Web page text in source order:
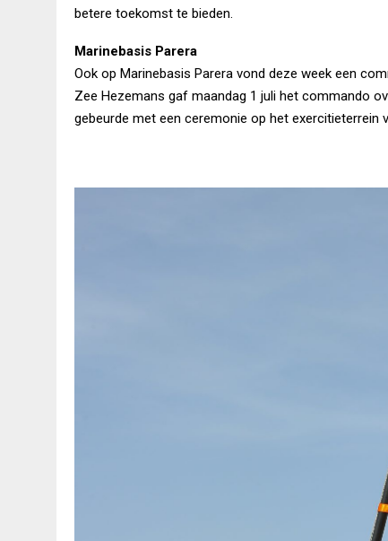
betere toekomst te bieden.
Marinebasis Parera
Ook op Marinebasis Parera vond deze week een
Zee Hezemans gaf maandag 1 juli het commando
gebeurde met een ceremonie op het exercitieterrein